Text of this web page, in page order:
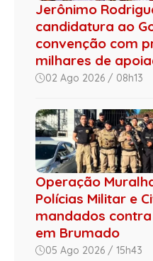
Jerônimo
candidatura ao
convenção com
milhares de
02 Ago 2026 / 08h13
Operação
Polícias Militar e
mandados
em Brumado
05 Ago 2026 / 15h43